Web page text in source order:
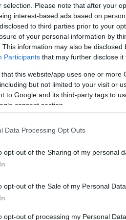
selection. Please note that after your
interest-based ads based on
to third parties prior to your
of your personal information by
This information may also be
Participants that may further disclose it
that this website/app uses one or
but not limited to your visit or
to Google and its third-party tags to
consent section.
Data Processing Opt Outs
opt-out of the Sharing of my personal
opt-out of the Sale of my Personal Data.
opt-out of processing my Personal
bűnök miatt volt, amelyek az
akkor is meg akarták
nőnek ki, és nem
sem, amellyel az
elhurcolására, hogy
ne fordulhasson elő.
ezek megmaradnak minden
felelős államtitkára
megkezdődött és 1949-ben
kitelepítése igazságtalan
amely a Volksbund
a bonyhádi zsidó közösség
Országos Önkormányzatának